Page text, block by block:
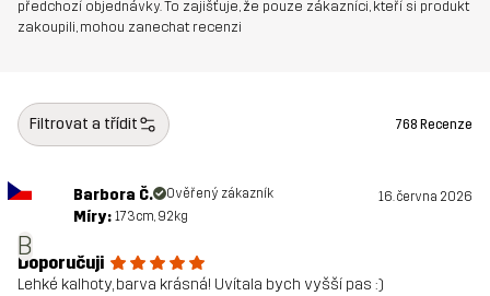
Určeno pro TURISTIKA VŠECHNO
předchozí objednávky. To zajišťuje, že pouze zákazníci, kteří si produkt
zakoupili, mohou zanechat recenzi
Filtrovat a třídit 768 Recenze
B
Barbora Č. Ověřený zákazník 16. června 2026
Míry: 173cm, 92kg
Doporučuji
Lehké kalhoty, barva krásná! Uvítala bych vyšší pas :)